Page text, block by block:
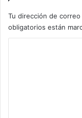
Tu dirección de
obligatorios están